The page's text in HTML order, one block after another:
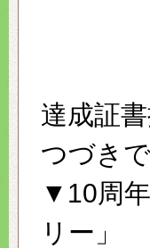
達成証
つづきで
▼10周
リー」